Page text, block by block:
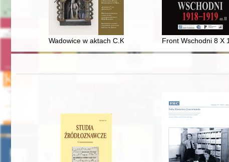
Wadowice w aktach C.K. Starostwa w Białej : sprawa
Front Wschodni 8 X